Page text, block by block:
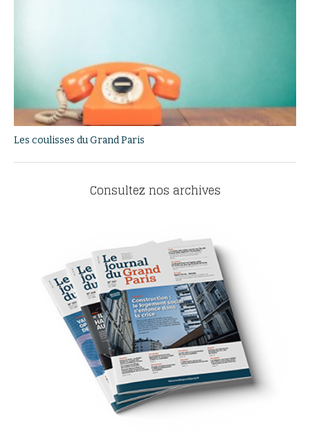
Les coulisses du Grand Paris
Consultez nos archives